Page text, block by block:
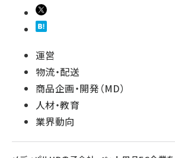
運営
物流・配送
商品企画・開発（MD）
人材・教育
業界動向